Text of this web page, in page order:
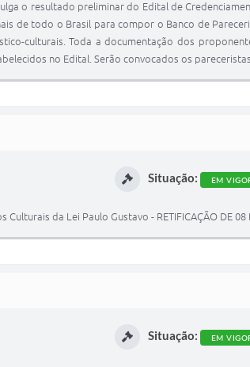
o resultado preliminar do Edital de
de todo o Brasil para compor o Banco de
culturais. Toda a documentação dos
no Edital. Serão convocados os
Situação: EM
da Lei Paulo Gustavo - RETIFICAÇÃO DE 08
Situação: EM